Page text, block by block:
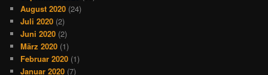
August 2020 (24)
Juli 2020 (2)
Juni 2020 (2)
März 2020 (1)
Februar 2020 (1)
Januar 2020 (7)